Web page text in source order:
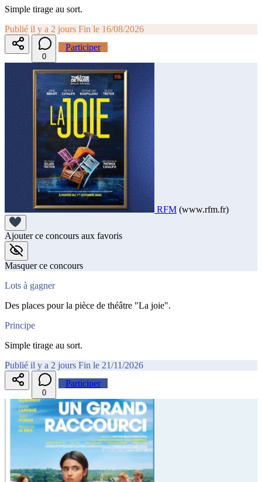
Simple tirage au sort.
Publié il y a 2 jours Fin le 16/08/2026
0
Participer
RFM (www.rfm.fr)
Ajouter ce concours aux favoris
Masquer ce concours
Lots à gagner
Des places pour la pièce de théâtre "La joie".
Principe
Simple tirage au sort.
Publié il y a 2 jours Fin le 21/11/2026
0
Participer